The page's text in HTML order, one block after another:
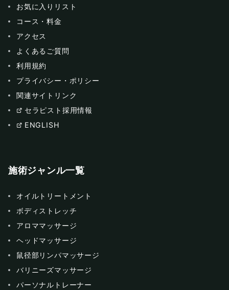
お気に入りリスト
コース・料金
アクセス
よくあるご質問
利用規約
プライバシー・ポリシー
関連サイトリンク
セラピスト採用情報
ENGLISH
施術ジャンル一覧
オイルトリートメント
ボディストレッチ
アロママッサージ
ヘッドマッサージ
鼠径部リンパマッサージ
バリニーズマッサージ
パーソナルトレーナー